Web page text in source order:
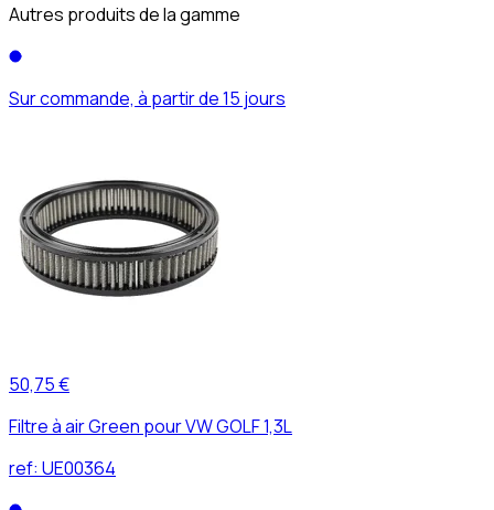
Autres produits de la gamme
Sur commande, à partir de 15 jours
50,75 €
Filtre à air Green pour VW GOLF 1,3L
ref: UE00364